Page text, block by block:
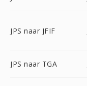
JPS naar JFIF
JPS naar TGA